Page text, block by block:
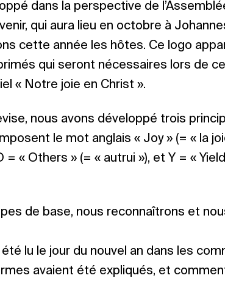
dans la perspective de
qui aura lieu en octobre à
cette année les hôtes. Ce logo
qui seront nécessaires lors de
« Notre joie en Christ ».
nous avons développé trois
le mot anglais « Joy » (= « la
« Others » (= « autrui »), et Y = «
de base, nous reconnaîtrons et
lu le jour du nouvel an dans les
avaient été expliqués, et